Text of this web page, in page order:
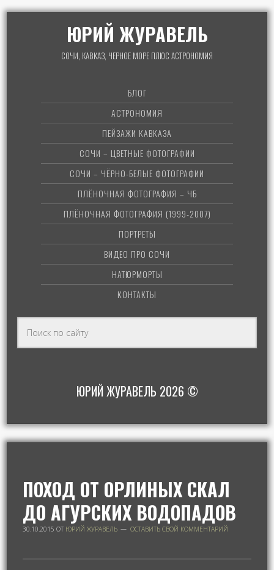
ЮРИЙ ЖУРАВЕЛЬ
СОЧИ, КАВКАЗ, ЧЕРНОЕ МОРЕ ПЛЮС АСТРОНОМИЯ
БЛОГ
АСТРОНОМИЯ
ПЕЙЗАЖИ КАВКАЗА
СОЧИ – ЦВЕТНЫЕ ФОТОГРАФИИ
СОЧИ – ЧЁРНО-БЕЛЫЕ ФОТОГРАФИИ
ПЛЁНОЧНАЯ ФОТОГРАФИЯ – ЧБ
ПЛЁНОЧНАЯ ФОТОГРАФИЯ (1999-2007)
ПОРТРЕТЫ
ВИДЕО ПРО СОЧИ
НАТЮРМОРТЫ
КОНТАКТЫ
ЮРИЙ ЖУРАВЕЛЬ 2026 ©
ПОХОД ОТ ОРЛИНЫХ СКАЛ
ДО АГУРСКИХ ВОДОПАДОВ
30.10.2015 ОТ ЮРИЙ ЖУРАВЕЛЬ ОСТАВИТЬ СВОЙ КОММЕНТАРИЙ